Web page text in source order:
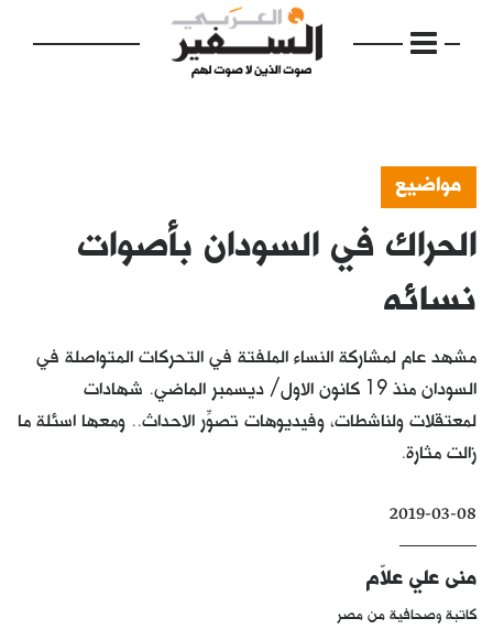
الرئيسية
مواضيع
فكرة
دفاتر
بالصورة
كتّابنا
الأرشيف
مواضيع
الحراك في السودان بأصوات
نسائه
مشهد عام لمشاركة النساء الملفتة في التحركات المتواصلة في
السودان منذ 19 كانون الاول/ ديسمبر الماضي. شهادات
لمعتقلات ولناشطات، وفيديوهات تصوِّر الاحداث.. ومعها اسئلة ما
زالت مثارة.
2019-03-08
منى علي علاّم
كاتبة وصحافية من مصر